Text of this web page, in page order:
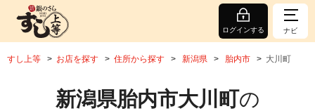
ログインする ナビ
すし上等 お店を探す 住所から探す 新潟県 胎内市 大川町
新潟県胎内市大川町の